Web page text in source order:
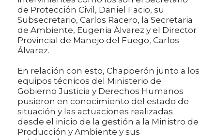
de Protección Civil, Daniel Facio, su
Subsecretario, Carlos Racero, la Secretaria
de Ambiente, Eugenia Álvarez y el Director
Provincial de Manejo del Fuego, Carlos
Álvarez.
En relación con esto, Chapperón junto a los
equipos técnicos del Ministerio de
Gobierno Justicia y Derechos Humanos
pusieron en conocimiento del estado de
situación y las actuaciones realizadas
desde el inicio de la gestión a la Ministro de
Producción y Ambiente y sus